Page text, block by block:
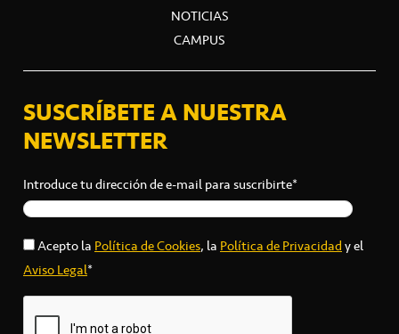
NOTICIAS
CAMPUS
SUSCRÍBETE A NUESTRA
NEWSLETTER
Introduce tu dirección de e-mail para suscribirte*
Acepto laPolítica de Cookies, laPolítica de Privacidady el
Aviso Legal*